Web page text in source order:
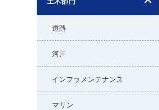
道路
河川
インフラメンテナンス
マリン